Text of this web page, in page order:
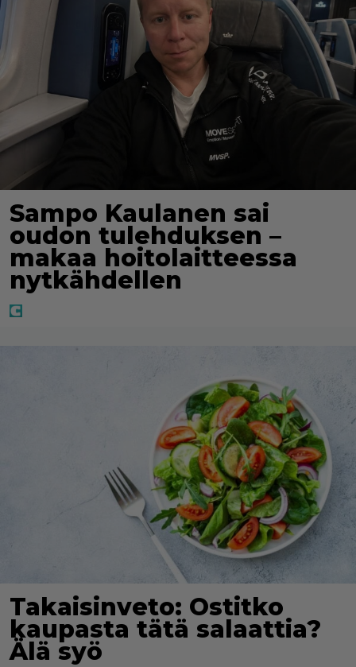
Sampo Kaulanen sai
oudon tulehduksen –
makaa hoitolaitteessa
nytkähdellen
Takaisinveto: Ostitko
kaupasta tätä salaattia?
Älä syö